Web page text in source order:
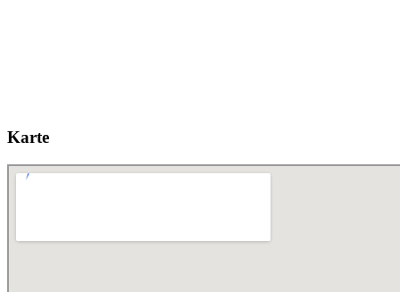
Karte